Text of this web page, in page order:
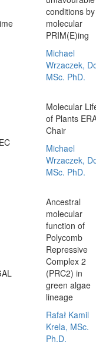
conditions by
molecular
PRIM(E)ing
Michael
Wrzaczek,
MSc. PhD.
Molecular
of Plants
Chair
Michael
Wrzaczek,
MSc. PhD.
Ancestral
molecular
function of
Polycomb
Repressive
Complex 2
(PRC2) in
green algae
lineage
Rafał Kamil
Krela, MSc.
Ph.D.